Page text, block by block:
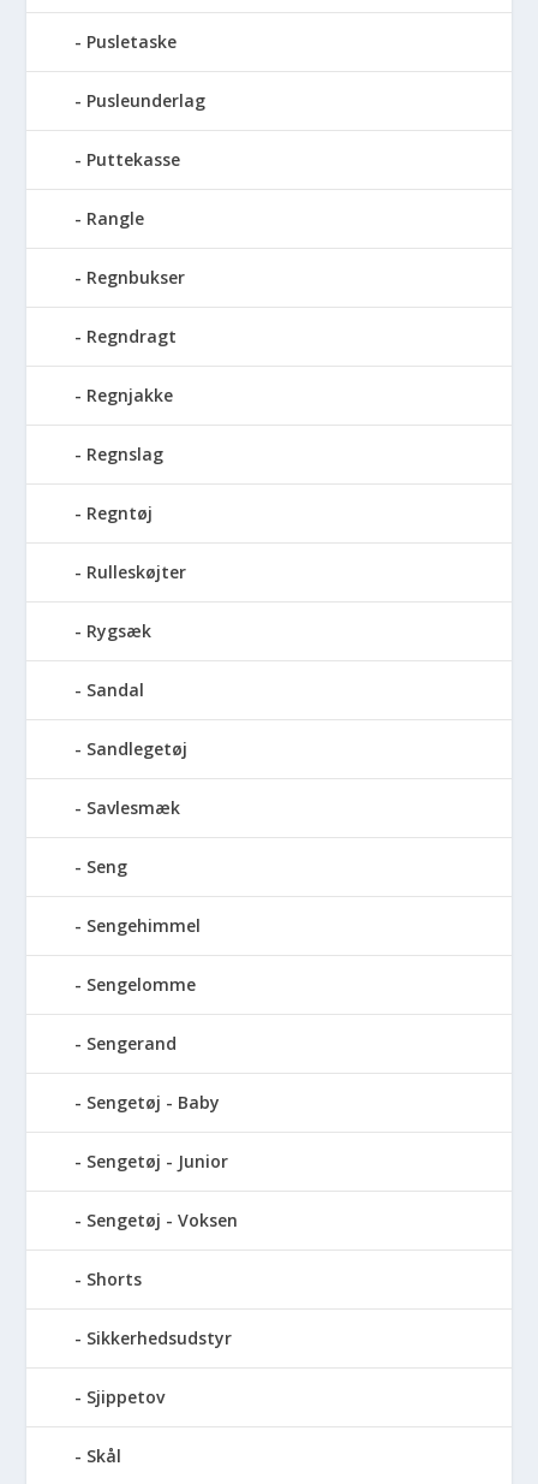
Pusletaske
Pusleunderlag
Puttekasse
Rangle
Regnbukser
Regndragt
Regnjakke
Regnslag
Regntøj
Rulleskøjter
Rygsæk
Sandal
Sandlegetøj
Savlesmæk
Seng
Sengehimmel
Sengelomme
Sengerand
Sengetøj - Baby
Sengetøj - Junior
Sengetøj - Voksen
Shorts
Sikkerhedsudstyr
Sjippetov
Skål